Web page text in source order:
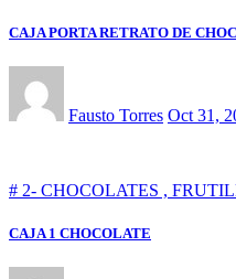
CAJA PORTA RETRATO DE
Fausto Torres Oct 31,
# 2- CHOCOLATES ,
CAJA 1 CHOCOLATE